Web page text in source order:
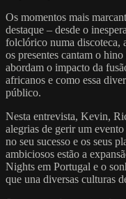
Os momentos mais
destaque – desde o
folclórico numa discoteca,
os presentes cantam o
abordam o impacto da
africanos e como essa
público.
Nesta entrevista, Kevin,
alegrias de gerir um
no seu sucesso e os seus
ambiciosos estão a
Nights em Portugal e o
que una diversas culturas